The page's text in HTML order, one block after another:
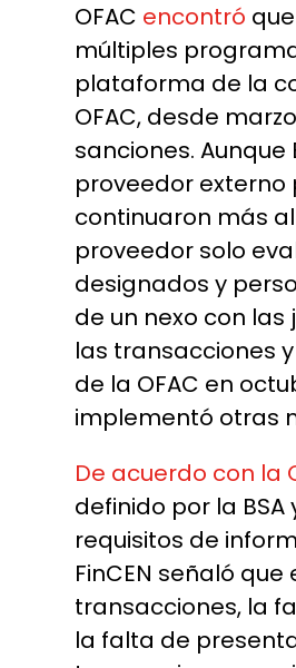
OFAC encontró
múltiples
plataforma de la
OFAC, desde
sanciones.
proveedor externo
continuaron más
proveedor solo
designados y
de un nexo con las
las transacciones
de la OFAC en
implementó otras
De acuerdo con la
definido por la
requisitos de
FinCEN señaló
transacciones, la
la falta de